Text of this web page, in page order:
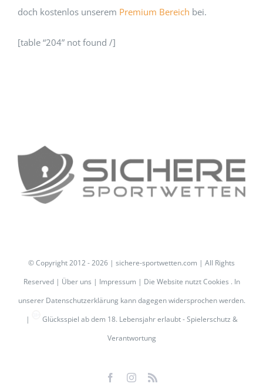
doch kostenlos unserem Premium Bereich bei.
[table “204” not found /]
© Copyright 2012 -2026 | sichere-sportwetten.com | All Rights
Reserved | Über uns | Impressum | Die Website nutzt Cookies . In
unserer Datenschutzerklärungkann dagegen widersprochen werden.
|
Glücksspiel ab dem 18. Lebensjahr erlaubt -Spielerschutz &
Verantwortung
FacebookInstagram